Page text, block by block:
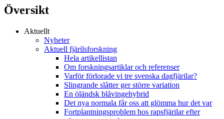
Översikt
Aktuellt
Nyheter
Aktuell fjärilsforskning
Hela artikellistan
Om forskningsartiklar och referenser
Varför förlorade vi tre svenska dagfjärilar?
Slingrande slåtter ger större variation
En öländsk blåvingehybrid
Det nya normala får oss att glömma hur det var
Fortplantningsproblem hos rapsfjärilar efter